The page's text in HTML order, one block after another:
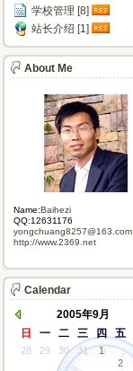
学校管理 [8]
站长介绍 [1]
About Me
Name:Baihezi
QQ:12631176
yongchuang8257@163.com
http://www.2369.net
Calendar
2005年9月
日
一 二 三 四 五
28 29 30 31
1
2